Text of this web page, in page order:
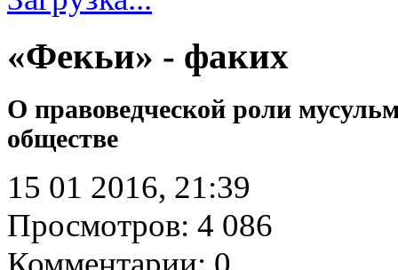
«Фекьи» - факих
О правоведческой роли
обществе
15 01 2016, 21:39
Просмотров: 4 086